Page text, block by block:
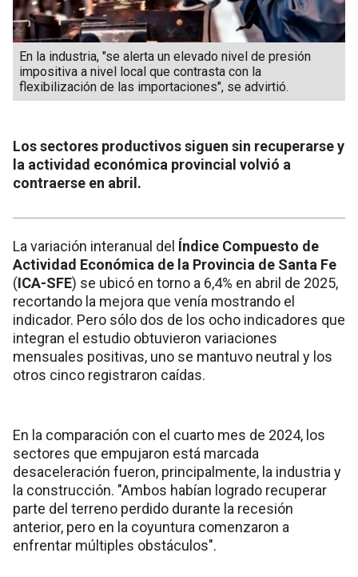
En la industria, "se alerta un elevado nivel de presión
impositiva a nivel local que contrasta con la
flexibilización de las importaciones", se advirtió.
Los sectores productivos siguen sin recuperarse y
la actividad económica provincial volvió a
contraerse en abril.
La variación interanual del Índice Compuesto de
Actividad Económica de la Provincia de Santa Fe
(ICA-SFE) se ubicó en torno a 6,4% en abril de 2025,
recortando la mejora que venía mostrando el
indicador. Pero sólo dos de los ocho indicadores que
integran el estudio obtuvieron variaciones
mensuales positivas, uno se mantuvo neutral y los
otros cinco registraron caídas.
En la comparación con el cuarto mes de 2024, los
sectores que empujaron está marcada
desaceleración fueron, principalmente, la industria y
la construcción. "Ambos habían logrado recuperar
parte del terreno perdido durante la recesión
anterior, pero en la coyuntura comenzaron a
enfrentar múltiples obstáculos".